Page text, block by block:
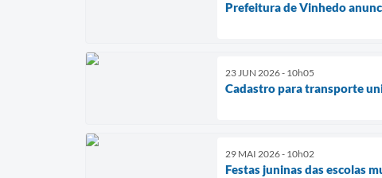
Prefeitura de Vinhedo
23 JUN 2026 - 10h05
Cadastro para transporte
29 MAI 2026 - 10h02
Festas juninas das escolas